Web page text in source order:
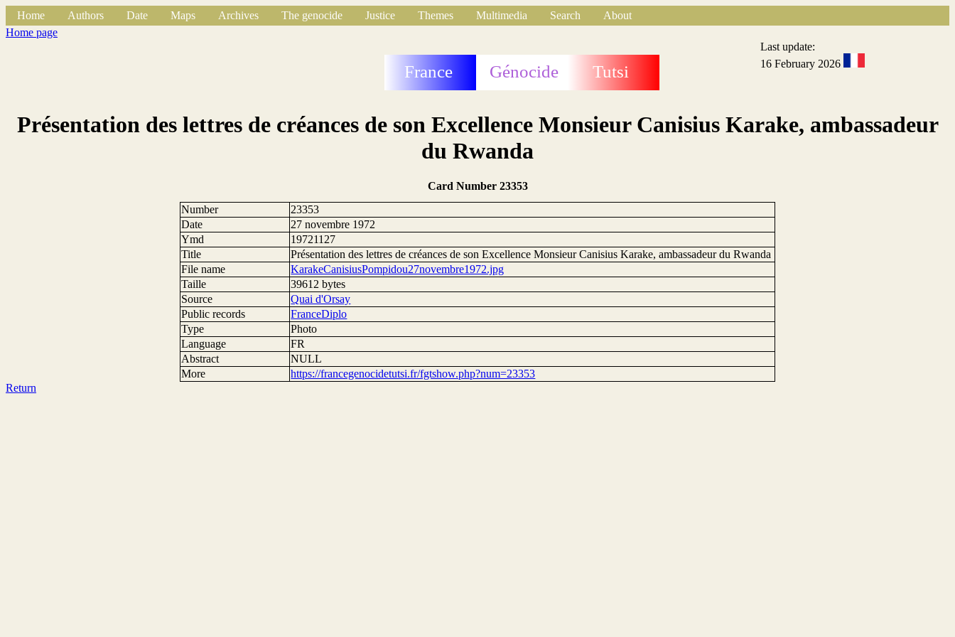
Home Authors Date Maps Archives The genocide Justice Themes Multimedia Search
About
Home page
France Génocide Tutsi
Last update:
16 February 2026
Présentation des lettres de créances de son Excellence Monsieur Canisius Karake, ambassadeur
du Rwanda
Card Number 23353
Number
23353
Date
27 novembre 1972
Ymd
19721127
Title
Présentation des lettres de créances de son Excellence Monsieur Canisius Karake, ambassadeur du Rwanda
File name
KarakeCanisiusPompidou27novembre1972.jpg
Taille
39612 bytes
Source
Quai d'Orsay
Public records
FranceDiplo
Type
Photo
Language
FR
Abstract
NULL
More
https://francegenocidetutsi.fr/fgtshow.php?num=23353
Return